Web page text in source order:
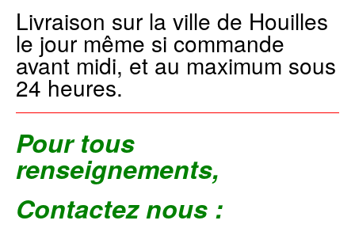
Livraison sur la ville de Houilles
le jour même si commande
avant midi, et au maximum sous
24 heures.
Pour tous
renseignements,
Contactez nous :